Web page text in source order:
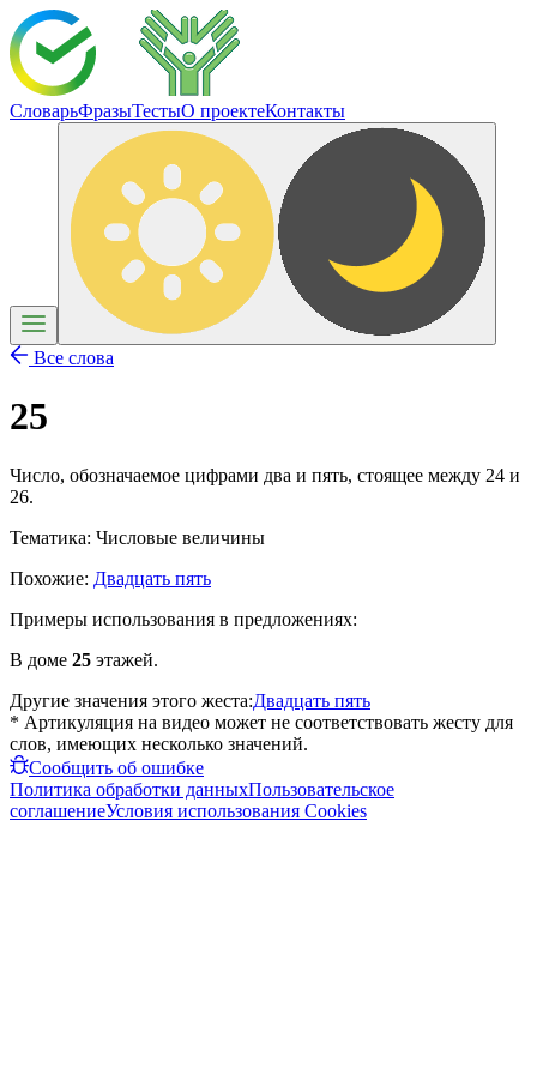
СловарьФразыТестыО проектеКонтакты
Все слова
25
Число, обозначаемое цифрами два и пять, стоящее между 24 и
26.
Тематика: Числовые величины
Похожие: Двадцать пять
Примеры использования в предложениях:
В доме 25 этажей.
Другие значения этого жеста:Двадцать пять
* Артикуляция на видео может не соответствовать жесту для
слов, имеющих несколько значений.
Сообщить об ошибке
Политика обработки данныхПользовательское
соглашениеУсловия использования Cookies